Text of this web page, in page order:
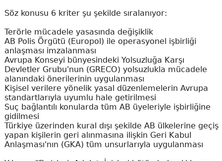
Söz konusu 6 kriter şu şekilde sıralanıyor:
Terörle mücadele yasasında değişiklik
AB Polis Örgütü (Europol) ile operasyonel işbirliği
anlaşması imzalanması
Avrupa Konseyi bünyesindeki Yolsuzluğa Karşı
Devletler Grubu'nun (GRECO) yolsuzlukla mücadele
alanındaki önerilerinin uygulanması
Kişisel verilere yönelik yasal düzenlemelerin Avrupa
standartlarıyla uyumlu hale getirilmesi
Suç bağlantılı konularda tüm AB üyeleriyle işbirliğine
gidilmesi
Türkiye üzerinden kural dışı şekilde AB ülkelerine geçiş
yapan kişilerin geri alınmasına ilişkin Geri Kabul
Anlaşması'nın (GKA) tüm unsurlarıyla uygulanması